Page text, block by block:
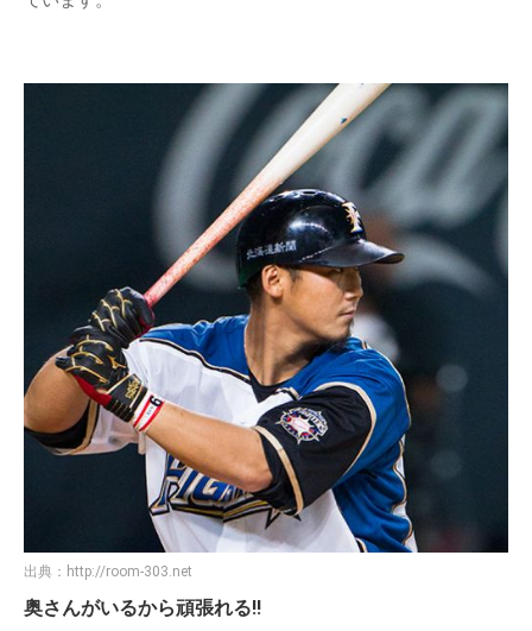
出典： http://room-303.net
奥さんがいるから頑張れる!!